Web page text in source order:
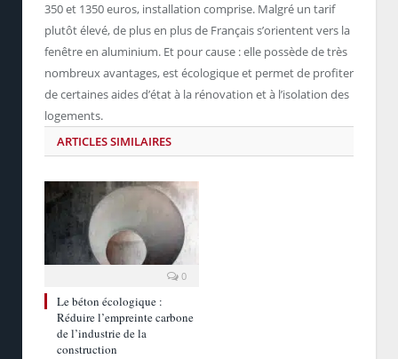
350 et 1350 euros, installation comprise. Malgré un tarif
plutôt élevé, de plus en plus de Français s’orientent vers la
fenêtre en aluminium. Et pour cause : elle possède de très
nombreux avantages, est écologique et permet de profiter
de certaines aides d’état à la rénovation et à l’isolation des
logements.
ARTICLES SIMILAIRES
0
Le béton écologique :
Réduire l’empreinte carbone
de l’industrie de la
construction